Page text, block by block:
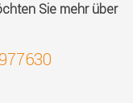
Sie mehr über